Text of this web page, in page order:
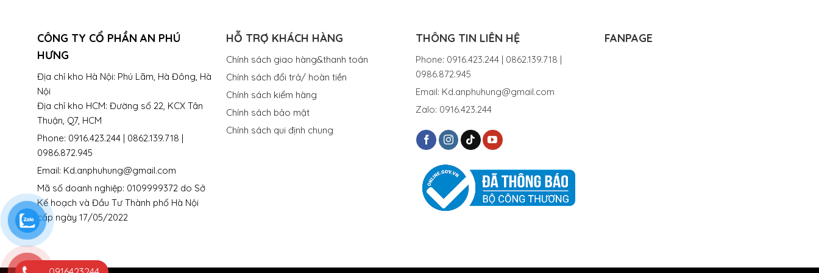
CÔNG TY CỔ PHẦN AN PHÚ
HƯNG
Địa chỉ kho Hà Nội: Phú Lãm, Hà Đông, Hà
Nội
Địa chỉ kho HCM: Đường số 22, KCX Tân
Thuận, Q7, HCM
Phone: 0916.423.244 | 0862.139.718 |
0986.872.945
Email: Kd.anphuhung@gmail.com
Mã số doanh nghiệp: 0109999372 do Sở
Kế hoạch và Đầu Tư Thành phố Hà Nội
cấp ngày 17/05/2022
HỖ TRỢ KHÁCH HÀNG
Chính sách giao hàng&thanh toán
Chính sách đổi trả/ hoàn tiền
Chính sách kiểm hàng
Chính sách bảo mật
Chính sách qui định chung
THÔNG TIN LIÊN HỆ
Phone: 0916.423.244 | 0862.139.718 |
0986.872.945
Email: Kd.anphuhung@gmail.com
Zalo: 0916.423.244
FANPAGE